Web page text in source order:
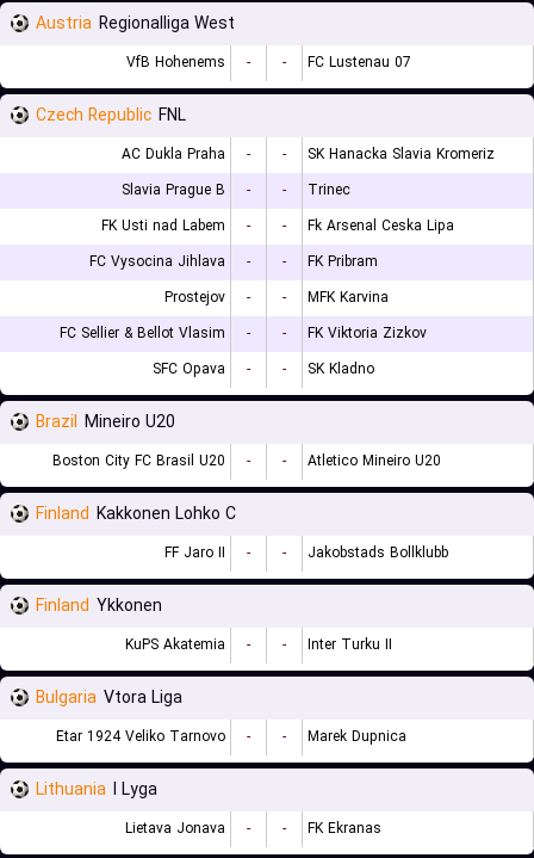
Austria Regionalliga West
VfB Hohenems - - FC Lustenau 07
Czech Republic FNL
AC Dukla Praha - -
SK Hanacka Slavia Kromeriz
Slavia Prague B
- -
Trinec
FK Usti nad Labem
- -
Fk Arsenal Ceska Lipa
FC Vysocina Jihlava
- -
FK Pribram
Prostejov
- -
MFK Karvina
FC Sellier & Bellot Vlasim
- -
FK Viktoria Zizkov
SFC Opava
- - SK Kladno
Brazil Mineiro U20
Boston City FC Brasil U20 - - Atletico Mineiro U20
Finland Kakkonen Lohko C
FF Jaro II - - Jakobstads Bollklubb
Finland Ykkonen
KuPS Akatemia - - Inter Turku II
Bulgaria Vtora Liga
Etar 1924 Veliko Tarnovo - - Marek Dupnica
Lithuania I Lyga
Lietava Jonava - - FK Ekranas